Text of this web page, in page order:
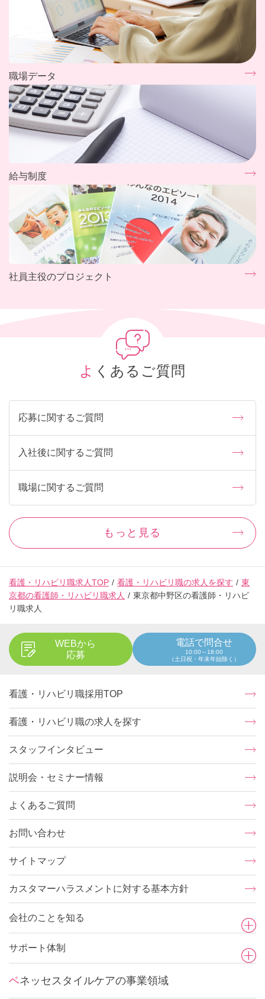
職場データ
給与制度
社員主役のプロジェクト
よくあるご質問
応募に関するご質問
入社後に関するご質問
職場に関するご質問
もっと見る
看護・リハビリ職求人TOP 看護・リハビリ職の求人を探す
東
京都の看護師・リハビリ職求人
東京都中野区の看護師・リハビ
リ職求人
WEBから
応募
電話で問合せ
10:00～18:00
（土日祝・年末年始除く）
看護・リハビリ職採用TOP
看護・リハビリ職の求人を探す
スタッフインタビュー
説明会・セミナー情報
よくあるご質問
お問い合わせ
サイトマップ
カスタマーハラスメントに対する基本方針
会社のことを知る
サポート体制
ベネッセスタイルケアの事業領域